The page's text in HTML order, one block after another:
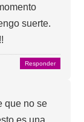
suerte.
Responder
que no se
es una